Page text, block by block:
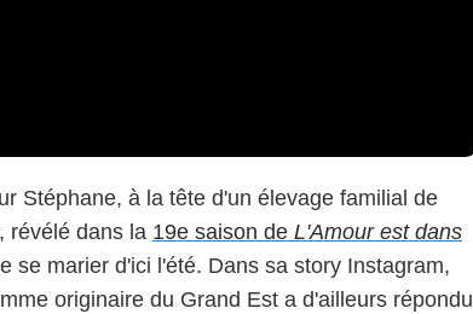
Stéphane, à la tête d'un élevage familial de
révélé dans la 19e saison de L'Amour est dans
se marier d'ici l'été. Dans sa story Instagram,
originaire du Grand Est a d'ailleurs répondu